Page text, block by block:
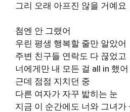
그리 오래 아프진 않을 거예요
첨엔 안 그랬어
우린 평생 행복할 줄만 알았어
주변 친구들 연락도 다 끊었고
너에게만 내 모든 걸 all in 했어
근데 점점 지치던 중
다른 여자가 자꾸 밟히는 눈
지금 이 순간에도 너와 그녀가